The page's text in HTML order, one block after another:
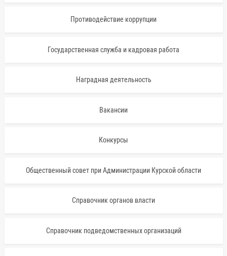
Противодействие коррупции
Государственная служба и кадровая работа
Наградная деятельность
Вакансии
Конкурсы
Общественный совет при Администрации Курской области
Справочник органов власти
Справочник подведомственных организаций